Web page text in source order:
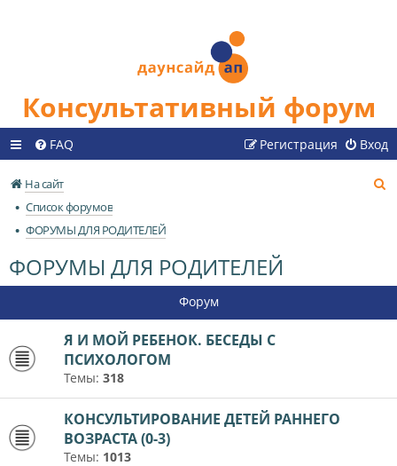
Консультативный форум
FAQ Вход
Регистрация
На сайт
Список форумов
ФОРУМЫ ДЛЯ РОДИТЕЛЕЙ
ФОРУМЫ ДЛЯ РОДИТЕЛЕЙ
Форум
Я И МОЙ РЕБЕНОК. БЕСЕДЫ С
ПСИХОЛОГОМ
Темы: 318
КОНСУЛЬТИРОВАНИЕ ДЕТЕЙ РАННЕГО
ВОЗРАСТА (0-3)
Темы: 1013